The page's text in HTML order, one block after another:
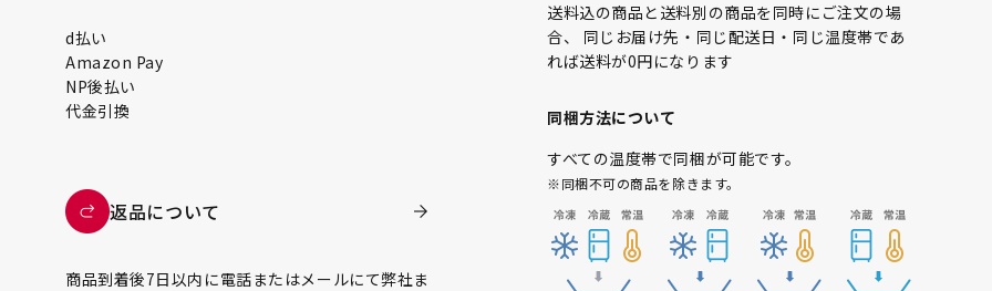
d払い
Amazon Pay
NP後払い
代金引換
返品について
商品到着後7日以内に電話またはメールにて弊社ま
送料込の商品と送料別の商品を同時にご注文の場
合、 同じお届け先・同じ配送日・同じ温度帯であ
れば送料が0円になります
同梱方法について
すべての温度帯で同梱が可能です。
※同梱不可の商品を除きます。